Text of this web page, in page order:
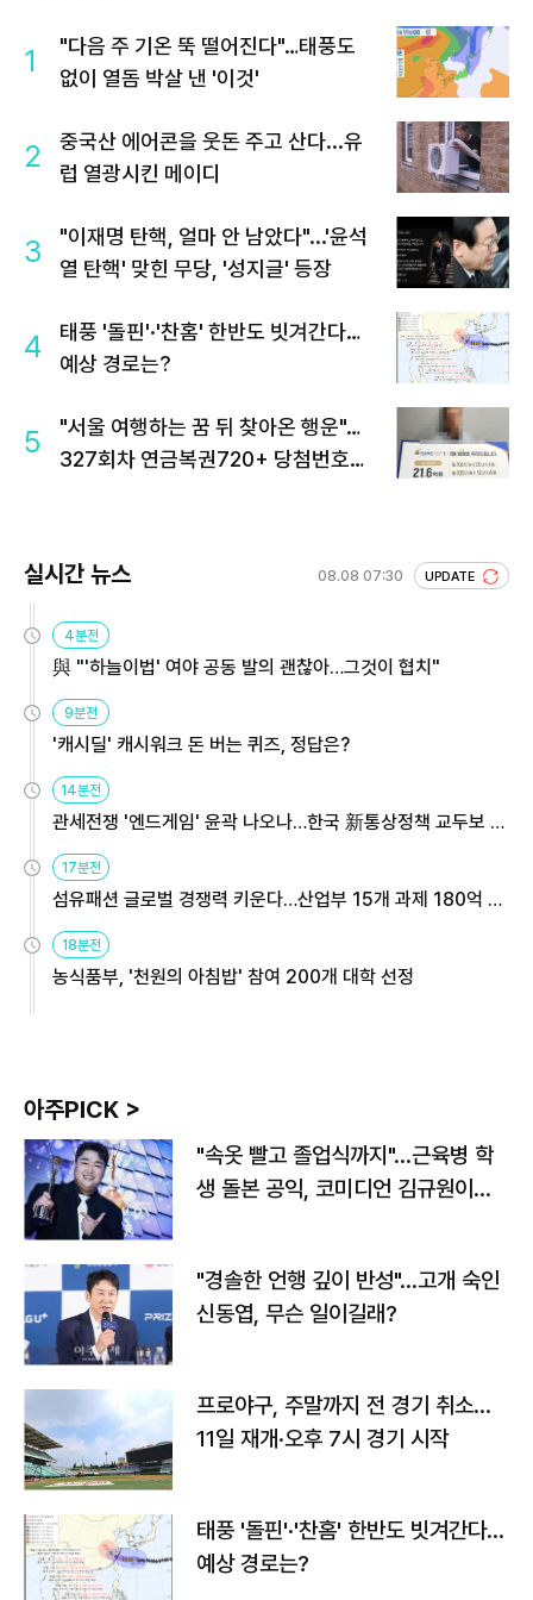
1
"다음 주 기온 뚝 떨어진다"…태풍도
없이 열돔 박살 낸 '이것'
2
중국산 에어콘을 웃돈 주고 산다...유
럽 열광시킨 메이디
3
"이재명 탄핵, 얼마 안 남았다"...'윤석
열 탄핵' 맞힌 무당, '성지글' 등장
4
태풍 '돌핀'·'찬홈' 한반도 빗겨간다…
예상 경로는?
5
"서울 여행하는 꿈 뒤 찾아온 행운"…
327회차 연금복권720+ 당첨번호조
실시간 뉴스 08.08 07:30 UPDATE
4분전
與 "'하늘이법' 여야 공동 발의 괜찮아…그것이 협치"
9분전
'캐시딜' 캐시워크 돈 버는 퀴즈, 정답은?
14분전
관세전쟁 '엔드게임' 윤곽 나오나…한국 新통상정책 교두보 활
17분전
섬유패션 글로벌 경쟁력 키운다…산업부 15개 과제 180억 지
18분전
농식품부, '천원의 아침밥' 참여 200개 대학 선정
아주PICK >
"속옷 빨고 졸업식까지"…근육병 학
생 돌본 공익, 코미디언 김규원이었
"경솔한 언행 깊이 반성"…고개 숙인
신동엽, 무슨 일이길래?
프로야구, 주말까지 전 경기 취소…
11일 재개·오후 7시 경기 시작
태풍 '돌핀'·'찬홈' 한반도 빗겨간다…
예상 경로는?